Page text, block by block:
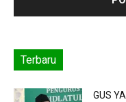
Terbaru
GUS